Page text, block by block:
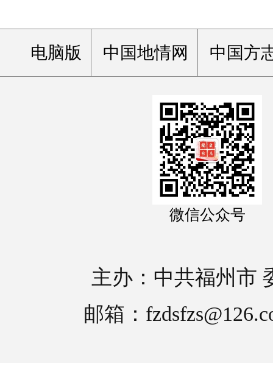
电脑版 中国地情网 中国方
微信公众号
主办：中共福州市
邮箱：